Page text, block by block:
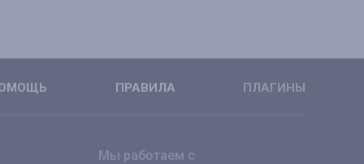
ПРАВИЛА ПЛАГИНЫ
Мы работаем с